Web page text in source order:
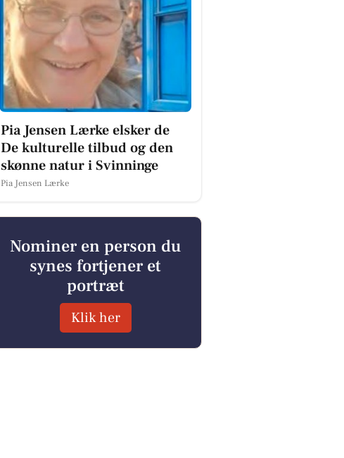
Pia Jensen Lærke elsker de
De kulturelle tilbud og den
skønne natur i Svinninge
Pia Jensen Lærke
Nominer en person du
synes fortjener et
portræt
Klik her